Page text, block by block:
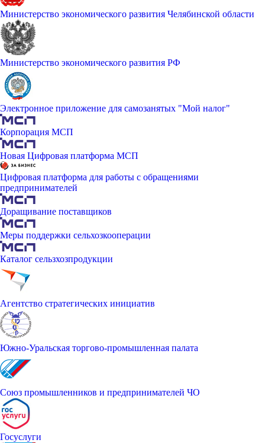
Министерство экономического развития Челябинской области
Министерство экономического развития РФ
Электронное приложение для самозанятых "Мой налог"
Корпорация МСП
Новая Цифровая платформа МСП
Цифровая платформа для работы с обращениями
предпринимателей
Доращивание поставщиков
Меры поддержки сельхозкооперации
Каталог сельзхозпродукции
Агентство стратегических инициатив
Южно-Уральская торгово-промышленная палата
Союз промышленников и предпринимателей ЧО
Госуслуги